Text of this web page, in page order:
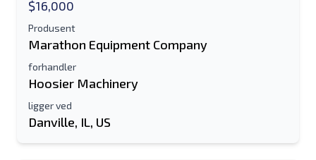
$16,000
Produsent
Marathon Equipment Company
forhandler
Hoosier Machinery
ligger ved
Danville, IL, US
Send til en venn